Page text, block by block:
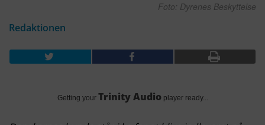
Foto: Dyrenes Beskyttelse
Redaktionen
Getting your Trinity Audio player ready...